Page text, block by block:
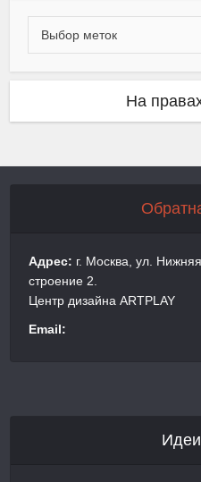
На
Адрес: г. Москва, ул.
строение 2.
Центр дизайна ARTPLAY
Email: